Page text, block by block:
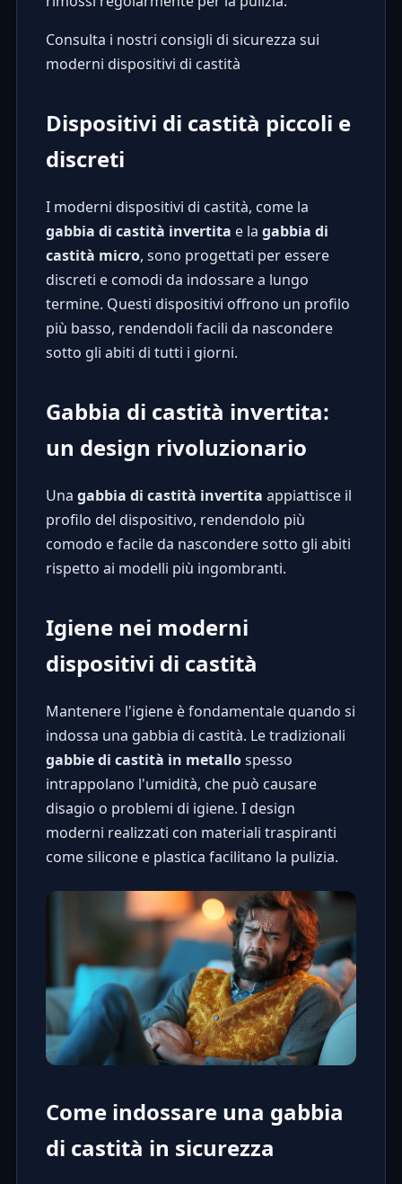
Consulta i nostri consigli di sicurezza sui
moderni dispositivi di castità
Dispositivi di castità piccoli e
discreti
I moderni dispositivi di castità, come la
gabbia di castità invertita e la gabbia di
castità micro, sono progettati per essere
discreti e comodi da indossare a lungo
termine. Questi dispositivi offrono un profilo
più basso, rendendoli facili da nascondere
sotto gli abiti di tutti i giorni.
Gabbia di castità invertita:
un design rivoluzionario
Una gabbia di castità invertita appiattisce il
profilo del dispositivo, rendendolo più
comodo e facile da nascondere sotto gli abiti
rispetto ai modelli più ingombranti.
Igiene nei moderni
dispositivi di castità
Mantenere l'igiene è fondamentale quando si
indossa una gabbia di castità. Le tradizionali
gabbie di castità in metallospesso
intrappolano l'umidità, che può causare
disagio o problemi di igiene. I design
moderni realizzati con materiali traspiranti
come silicone e plastica facilitano la pulizia.
Come indossare una gabbia
di castità in sicurezza